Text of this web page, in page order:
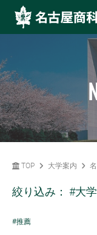
TOP 大学案内
絞り込み： #大
#推薦